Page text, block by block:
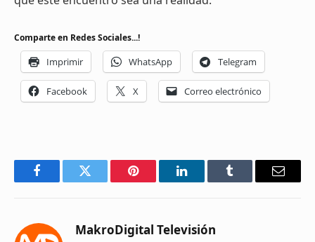
Comparte en Redes Sociales...!
Imprimir WhatsApp Telegram
Facebook X Correo electrónico
FacebookTwitter Pinterest LinkedInTumblr Email
MakroDigital Televisión